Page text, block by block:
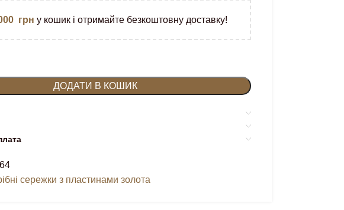
грн у кошик і отримайте безкоштовну доставку!
ДОДАТИ В КОШИК
сережки з пластинами золота